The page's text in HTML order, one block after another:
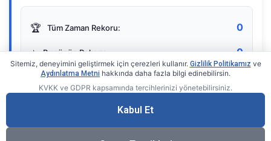
🏆 Tüm Zaman Rekoru: 0
⭐ Bugünün Rekoru: 0
Gerçek zamanlı sayaç
Sitemiz, deneyimini geliştirmek için çerezleri kullanır. Gizlilik Politikamız ve
Aydınlatma Metni hakkında daha fazla bilgi edinebilirsin.
KVKK ve GDPR kapsamında tercihlerinizi yönetebilirsiniz.
Kabul Et